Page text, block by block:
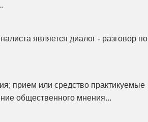
является диалог - разговор по
прием или средство практикуемые
общественного мнения...